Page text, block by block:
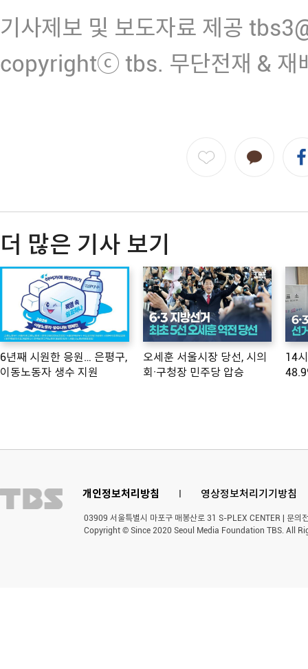
기사제보 및 보도자료 제공
copyrightⓒ tbs. 무단전재 & 재
더 많은 기사 보기
6년째 시원한 응원… 은평구,
이동노동자 생수 지원
오세훈 서울시장 당선, 시의
회·구청장 민주당 압승
14
개인정보처리방침 l 영상정보처리기기방침
03909 서울특별시 마포구 매봉산로 31 S-PLEX CENTER | 문
Copyright © Since 2020 Seoul Media Foundation TBS. All